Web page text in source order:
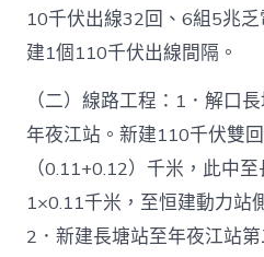
10千伏出線32回、6組5兆
建1個110千伏出線間隔。
（二）線路工程：1．解口
年夜江站。新建110千伏雙
（0.11+0.12）千米，此中
1×0.11千米，至恒建動力站
2．新建長塘站至年夜江站